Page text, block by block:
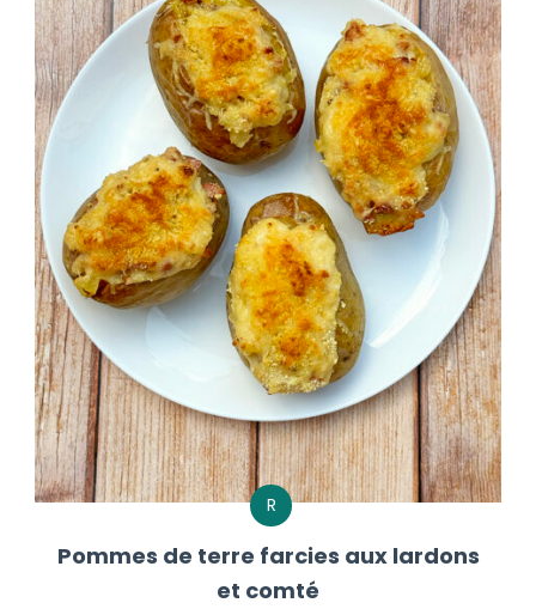
R
Pommes de terre farcies aux lardons
et comté